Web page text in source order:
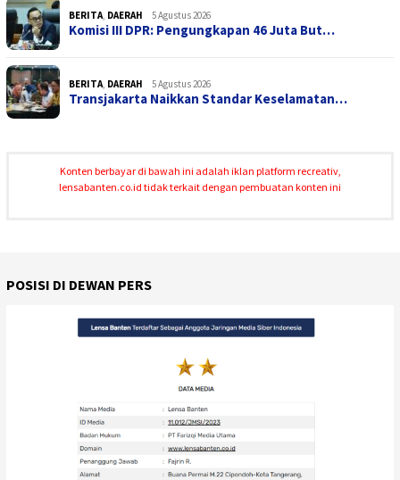
BERITA, DAERAH 5 Agustus 2026
Komisi III DPR: Pengungkapan 46 Juta But…
BERITA, DAERAH 5 Agustus 2026
Transjakarta Naikkan Standar Keselamatan…
Konten berbayar di bawah ini adalah iklan platform recreativ,
lensabanten.co.id tidak terkait dengan pembuatan konten ini
POSISI DI DEWAN PERS